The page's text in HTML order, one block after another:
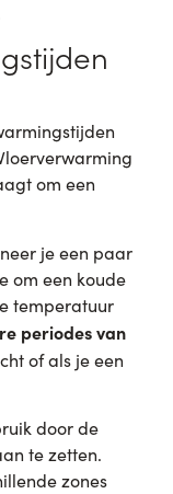
om een
je een paar
om een koude
temperatuur
periodes van
of als je een
door de
te zetten.
zones